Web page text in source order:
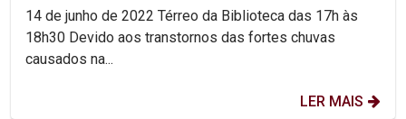
14 de junho de 2022 Térreo da Biblioteca das 17h às
18h30 Devido aos transtornos das fortes chuvas
causados na...
LER MAIS